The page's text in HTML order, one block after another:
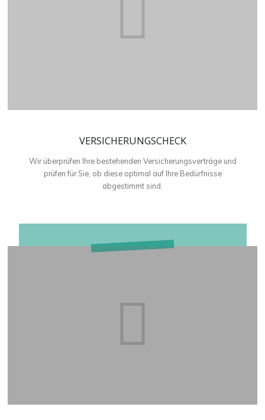
VERSICHERUNGSCHECK
Wir überprüfen Ihre bestehenden Versicherungsverträge und
prüfen für Sie, ob diese optimal auf Ihre Bedürfnisse
abgestimmt sind.
BERATUNG